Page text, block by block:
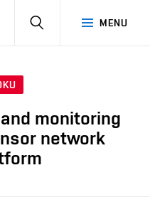
MENU
monitoring
network